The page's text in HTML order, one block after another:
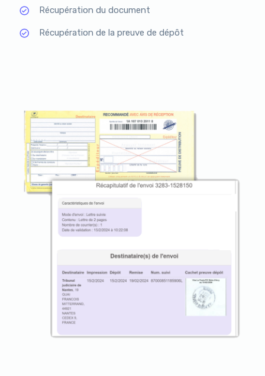
Récupération du document
Récupération de la preuve de dépôt